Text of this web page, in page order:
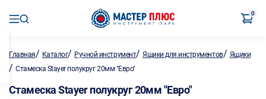
0
Главная/ Каталог/ Ручной инструмент/Ящики для инструментов/ Ящики
/ Стамеска Stayer полукруг 20мм "Евро"
Стамеска Stayer полукруг 20мм "Евро"